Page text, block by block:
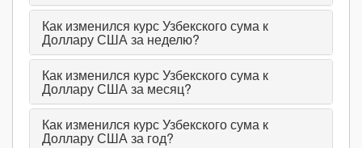
Как изменился курс Узбекского сума к
Доллару США за неделю?
Как изменился курс Узбекского сума к
Доллару США за месяц?
Как изменился курс Узбекского сума к
Доллару США за год?